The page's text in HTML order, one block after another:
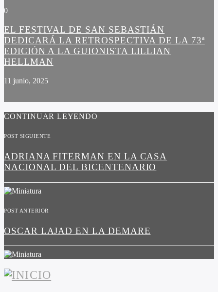
0
EL FESTIVAL DE SAN SEBASTIÁN
DEDICARÁ LA RETROSPECTIVA DE LA 73ª
EDICIÓN A LA GUIONISTA LILLIAN
HELLMAN
11 junio, 2025
CONTINUAR LEYENDO
POST SIGUIENTE
ADRIANA FITERMAN EN LA CASA
NACIONAL DEL BICENTENARIO
POST ANTERIOR
OSCAR LAJAD EN LA DEMARE